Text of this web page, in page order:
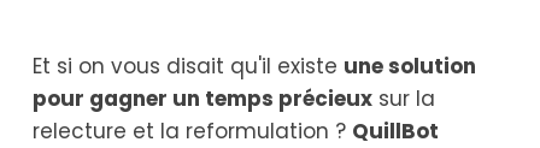
Et si on vous disait qu'il existe une solution
pour gagner un temps précieux sur la
relecture et la reformulation ? QuillBot